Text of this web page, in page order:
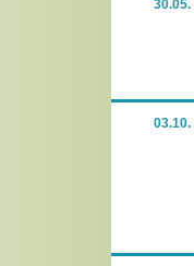
30.05.
03.10.